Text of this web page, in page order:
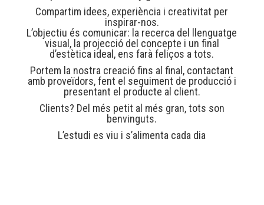
Compartim idees, experiència i creativitat per
inspirar-nos.
L’objectiu és comunicar: la recerca del llenguatge
visual, la projecció del concepte i un final
d’estètica ideal, ens farà feliços a tots.
Portem la nostra creació fins al final, contactant
amb proveïdors, fent el seguiment de producció i
presentant el producte al client.
Clients? Del més petit al més gran, tots son
benvinguts.
L’estudi es viu i s’alimenta cada dia